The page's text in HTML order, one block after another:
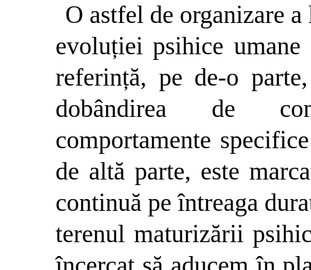
O astfel de organizare
evoluției psihice
referință, pe de-o
dobândirea de
comportamente
de altă parte, este
continuă pe întreaga
terenul maturizării